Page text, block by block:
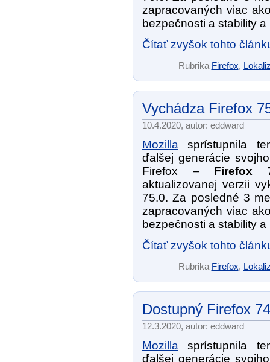
zapracovaných viac
bezpečnosti a stability
Čítať zvyšok tohto
Rubrika Firefox,
Vychádza Firefox
10.4.2020, autor: eddward
Mozilla sprístupnila
ďalšej generácie
Firefox – Firefox
aktualizovanej verzii
75.0. Za posledné 3
zapracovaných viac
bezpečnosti a stability
Čítať zvyšok tohto
Rubrika Firefox,
Dostupný Firefox 74
12.3.2020, autor: eddward
Mozilla sprístupnila
ďalšej generácie